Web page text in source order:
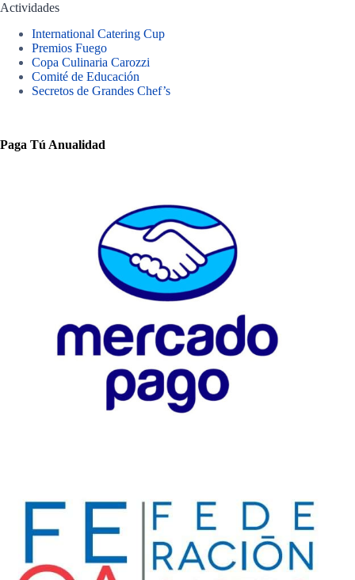
Actividades
International Catering Cup
Premios Fuego
Copa Culinaria Carozzi
Comité de Educación
Secretos de Grandes Chef’s
Paga Tú Anualidad